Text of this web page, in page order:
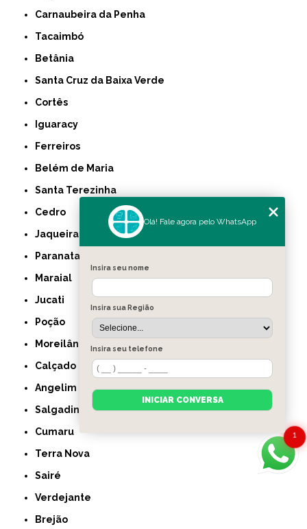
Carnaubeira da Penha
Tacaimbó
Betânia
Santa Cruz da Baixa Verde
Cortês
Iguaracy
Ferreiros
Belém de Maria
Santa Terezinha
Cedro
Jaqueira
Paranatama
Maraial
Jucati
Poção
Moreilândia
Calçado
Angelim
Salgadinho
Cumaru
Terra Nova
Sairé
Verdejante
Brejão
1
Olá! Fale agora pelo WhatsApp
Insira seu nome
Insira sua Região
Insira seu telefone
INICIAR CONVERSA